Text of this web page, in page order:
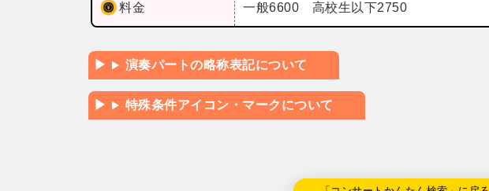
料金 一般6600 高校生以下2750
演奏パートの略称表記について
特殊条件アイコン・マークについて